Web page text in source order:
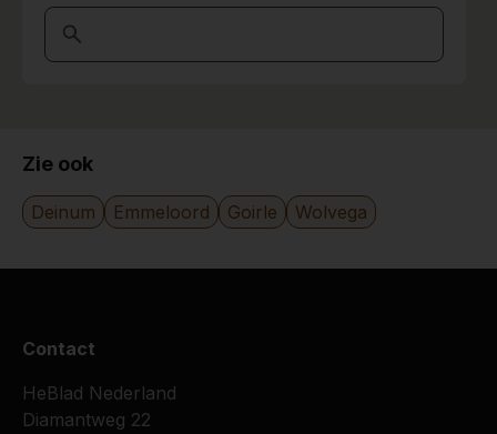
Zie ook
Deinum Emmeloord Goirle Wolvega
Contact
HeBlad Nederland
Diamantweg 22